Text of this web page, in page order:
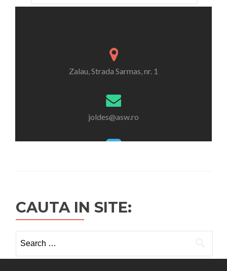
CAUTA IN SITE:
for: